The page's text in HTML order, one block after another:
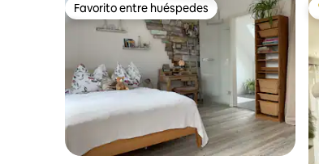
Favorito entre huéspedes
Favorito entre huéspedes